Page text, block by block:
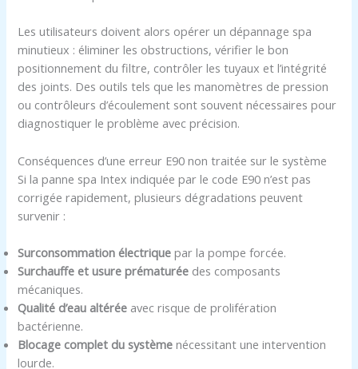
Les utilisateurs doivent alors opérer un dépannage spa
minutieux : éliminer les obstructions, vérifier le bon
positionnement du filtre, contrôler les tuyaux et l’intégrité
des joints. Des outils tels que les manomètres de pression
ou contrôleurs d’écoulement sont souvent nécessaires pour
diagnostiquer le problème avec précision.
Conséquences d’une erreur E90 non traitée sur le système
Si la panne spa Intex indiquée par le code E90 n’est pas
corrigée rapidement, plusieurs dégradations peuvent
survenir :
Surconsommation électrique par la pompe forcée.
Surchauffe et usure prématurée des composants
mécaniques.
Qualité d’eau altérée avec risque de prolifération
bactérienne.
Blocage complet du système nécessitant une intervention
lourde.